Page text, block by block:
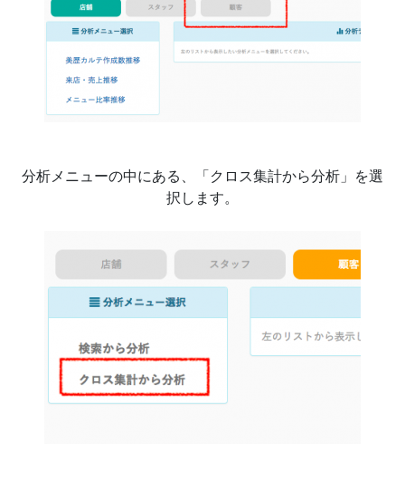
分析メニューの中にある、「クロス集計から分析」を選
択します。